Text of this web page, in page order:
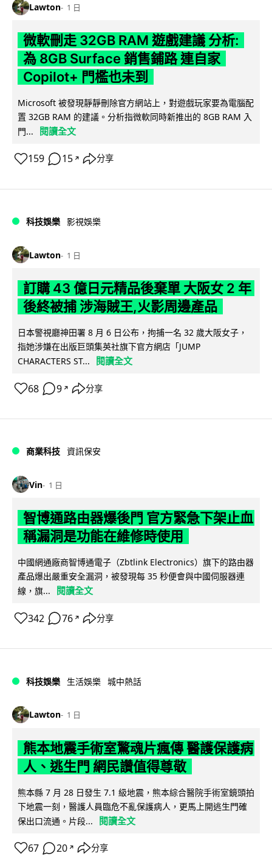
Lawton 1 日
微軟刪走 32GB RAM 遊戲建議 分析:
為 8GB Surface 銷售鋪路 連自家
Copilot+ 門檻也未到
Microsoft 被發現靜靜刪除官方網站上，對遊戲玩家要為電腦配
置 32GB RAM 的建議。分析指微軟同時新推出的 8GB RAM 入
門...
閱讀全文
159 15 ↗ 分享
科技娛樂 影視娛樂
Lawton 1 日
訂購 43 億日元精品後棄單 大阪女 2 年
後終被捕 涉海賊王,火影周邊產品
日本警視廳神田署 8 月 6 日公布，拘捕一名 32 歲大阪女子，
指她涉嫌在出版巨頭集英社旗下官方網店「JUMP
CHARACTERS ST...
閱讀全文
68 9 ↗ 分享
商業科技 資訊保安
Vin 1 日
智博通路由器爆後門 官方緊急下架止血
稱漏洞是功能在維修時使用
中國網通廠商智博通電子（Zbtlink Electronics）旗下的路由器
產品爆出嚴重安全漏洞，被發現每 35 秒便會與中國伺服器連
線，旗...
閱讀全文
342 76 ↗ 分享
科技娛樂 生活娛樂 城中熱話
Lawton 1 日
熊本地震手術室驚魂片瘋傳 醫護保護病
人、逃生門 網民讚值得尊敬
熊本縣 7 月 28 日發生 7.1 級地震，熊本綜合醫院手術室鏡頭拍
下地震一刻，醫護人員臨危不亂保護病人，更馬上開逃生門確
保出口流通。片段...
閱讀全文
67 20 ↗ 分享